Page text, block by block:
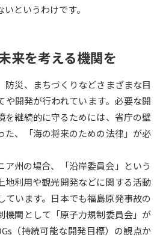
備 資料検索
受験スケジュールを立てよう
テレメール全国一斉進学調査
見 学問検索
というわけです。
来を考える機関を
防災、まちづくりなどさまざまな目
や開発が行われています。必要な開
を継続的に守るためには、省庁の壁
た、「海の将来のための法律」が必
ア州の場合、「沿岸委員会」という
地利用や観光開発などに関する活動
ています。日本でも福島原発事故の
機関として「原子力規制委員会」が
（持続可能な開発目標）の観点か